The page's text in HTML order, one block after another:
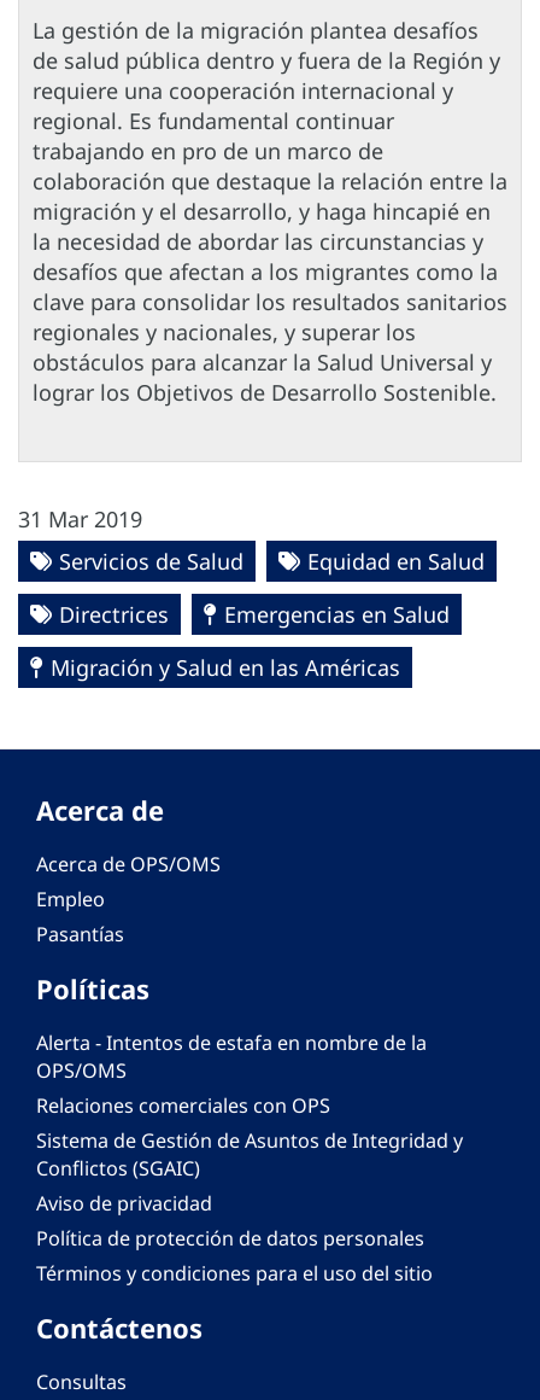
La gestión de la migración plantea desafíos
de salud pública dentro y fuera de la Región y
requiere una cooperación internacional y
regional. Es fundamental continuar
trabajando en pro de un marco de
colaboración que destaque la relación entre la
migración y el desarrollo, y haga hincapié en
la necesidad de abordar las circunstancias y
desafíos que afectan a los migrantes como la
clave para consolidar los resultados sanitarios
regionales y nacionales, y superar los
obstáculos para alcanzar la Salud Universal y
lograr los Objetivos de Desarrollo Sostenible.
31 Mar 2019
Servicios de Salud
Equidad en Salud
Directrices
Emergencias en Salud
Migración y Salud en las Américas
Acerca de
Acerca de OPS/OMS
Empleo
Pasantías
Políticas
Alerta - Intentos de estafa en nombre de la
OPS/OMS
Relaciones comerciales con OPS
Sistema de Gestión de Asuntos de Integridad y
Conflictos (SGAIC)
Aviso de privacidad
Política de protección de datos personales
Términos y condiciones para el uso del sitio
Contáctenos
Consultas